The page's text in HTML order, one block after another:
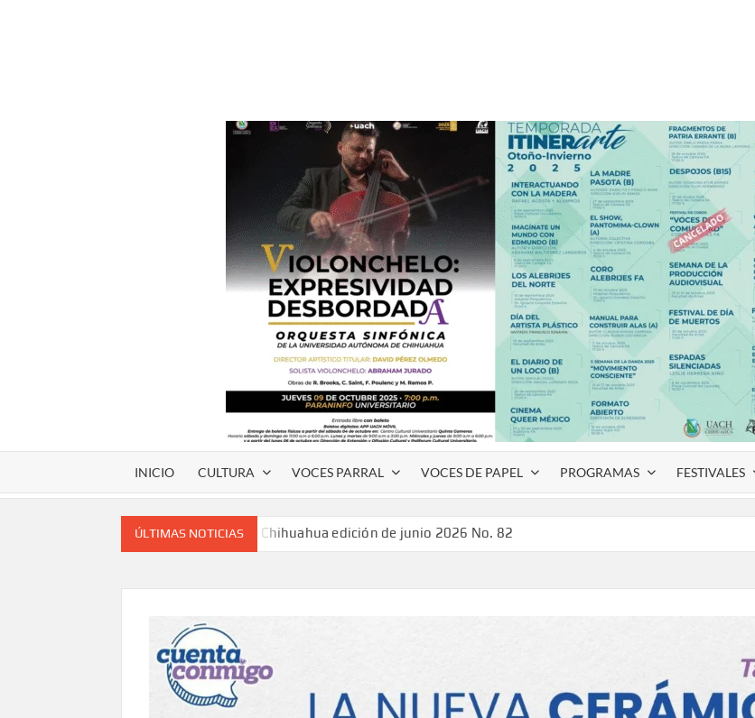
INICIO CULTURA VOCES PARRAL VOCES DE PAPEL PROGRAMAS FESTIVALES
ÚLTIMAS NOTICIAS
Voces de papel Chihuahua edición de junio 2026 No. 82
Voces de papel Parral edición Carlos Montemayor #35
A 18 años de su partida, Teatro Bárbaro rinde homenaje a Víctor Hugo Rascón Banda con Voces en el
umbral
Invitan a participar en “Convocatoria UACH-SPAUACH 2026” para publicar textos académicos con sello